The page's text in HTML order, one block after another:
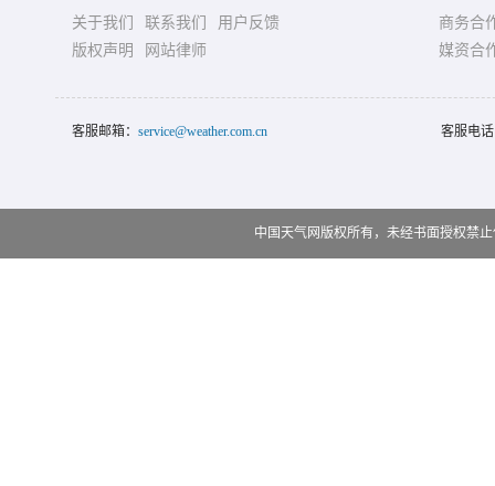
关于我们 联系我们
用户反馈
版权声明
网站律师
商务合
媒资合
客服邮箱： service@weather.com.cn 客服电
中国天气网版权所有，未经书面授权